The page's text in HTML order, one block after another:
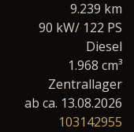
9.239 km
90 kW/ 122 PS
Diesel
1.968 cm³
Zentrallager
ab ca. 13.08.2026
103142955